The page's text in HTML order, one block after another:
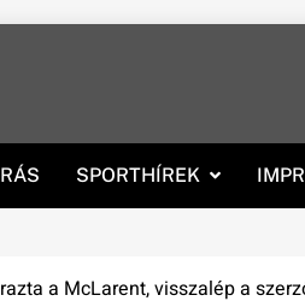
SPORTHÍREK
a McLarent, visszalép a